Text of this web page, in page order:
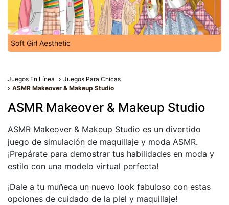
Soft Girl Aesthetic
Juegos En Línea
Juegos Para Chicas
ASMR Makeover & Makeup Studio
ASMR Makeover & Makeup Studio
ASMR Makeover & Makeup Studio es un divertido
juego de simulación de maquillaje y moda ASMR.
¡Prepárate para demostrar tus habilidades en moda y
estilo con una modelo virtual perfecta!
¡Dale a tu muñeca un nuevo look fabuloso con estas
opciones de cuidado de la piel y maquillaje!